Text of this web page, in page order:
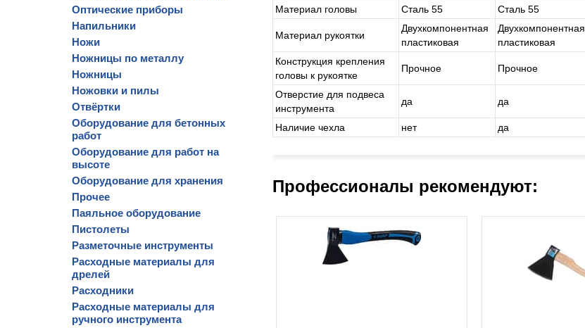
Оптические приборы
Напильники
Ножи
Ножницы по металлу
Ножницы
Ножовки и пилы
Отвёртки
Оборудование для бетонных
работ
Оборудование для работ на
высоте
Оборудование для хранения
Прочее
Паяльное оборудование
Пистолеты
Разметочные инструменты
Расходные материалы для
дрелей
Расходники
Расходные материалы для
ручного инструмента
Материал головы
Сталь 55 Сталь 55
Материал рукоятки
Двух­ком­по­нент­ная
пла­сти­ко­вая
Двух­ком­по­нент­ная
пла­сти­ко­вая
Конструкция крепления
головы к рукоятке
Проч­ное Проч­ное
Отверстие для подвеса
инструмента
да да
Наличие чехла нет да
Профессионалы рекомендуют: